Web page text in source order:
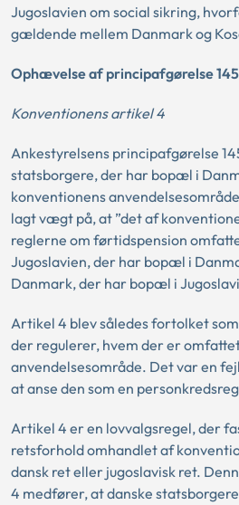
Jugoslavien om social sikring,
gældende mellem Danmark og
Ophævelse af principafgørelse
Konventionens artikel 4
Ankestyrelsens principafgørelse
statsborgere, der har bopæl i
konventionens
lagt vægt på, at ”det af
reglerne om førtidspension
Jugoslavien, der har bopæl i
Danmark, der har bopæl i
Artikel 4 blev således fortolket
der regulerer, hvem der er
anvendelsesområde. Det var en
at anse den som en
Artikel 4 er en lovvalgsregel, der
retsforhold omhandlet af
dansk ret eller jugoslavisk ret.
4 medfører, at danske